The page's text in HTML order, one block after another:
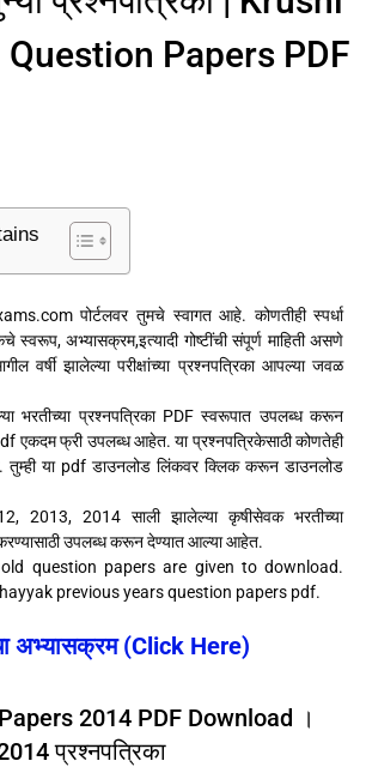
Question Papers PDF
पोर्टलवर तुमचे स्वागत आहे. कोणतीही स्पर्धा
स्वरूप, अभ्यासक्रम,इत्यादी गोष्टींची संपूर्ण माहिती असणे
वर्षी झालेल्या परीक्षांच्या प्रश्नपत्रिका आपल्या जवळ
भरतीच्या प्रश्नपत्रिका PDF स्वरूपात उपलब्ध करून
एकदम फ्री उपलब्ध आहेत. या प्रश्नपत्रिकेसाठी कोणतेही
तुम्ही या pdf डाउनलोड लिंकवर क्लिक करून डाउनलोड
2013, 2014 साली झालेल्या कृषीसेवक भरतीच्या
उपलब्ध करून देण्यात आल्या आहेत.
question papers are given to download.
previous years question papers pdf.
अभ्यासक्रम (Click Here)
2014 PDF Download ।
प्रश्नपत्रिका